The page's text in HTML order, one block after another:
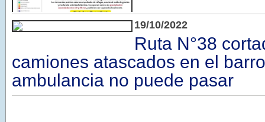
19/10/2022
Ruta N°38
camiones atascados en el
ambulancia no puede pasar